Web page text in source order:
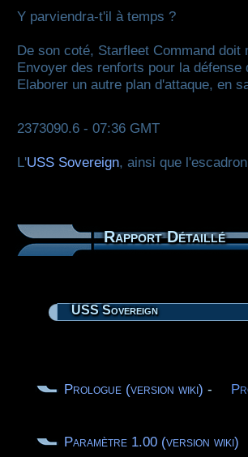
Y parviendra-t'il à temps ?
De son coté, Starfleet Command
Envoyer des renforts pour la défense
Elaborer un autre plan d'attaque, en
2373090.6 - 07:36 GMT
L'USS Sovereign, ainsi que
Rapport Détaillé
USS Sovereign
Prologue (version wiki) -
Paramètre 1.00 (version wiki)